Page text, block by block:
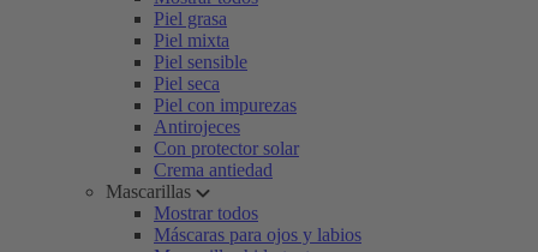
Piel grasa
Piel mixta
Piel sensible
Piel seca
Piel con impurezas
Antirojeces
Con protector solar
Crema antiedad
Mascarillas
Mostrar todos
Máscaras para ojos y labios